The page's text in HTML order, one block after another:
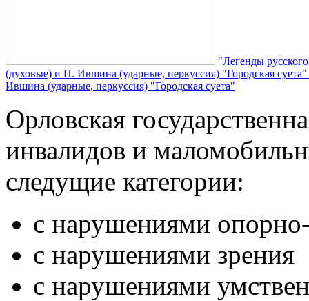
"Легенды
(духовые) и П. Ившина (ударные, перкуссия) "Городская суета"
Ившина (ударные, перкуссия) "Городская суета"
Орловская
инвалидов и
следущие категории:
с нарушениями опорно-
с нарушениями зрения
с нарушениями